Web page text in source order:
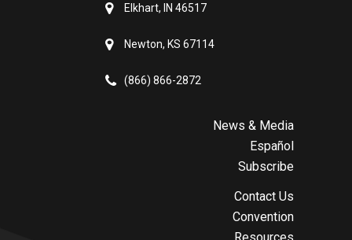
Elkhart, IN 46517
Newton, KS 67114
(866) 866-2872
News & Media
Español
Subscribe
Contact Us
Convention